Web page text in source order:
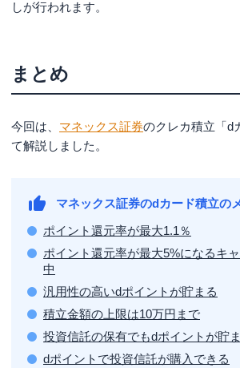
しが行われます。
まとめ
今回は、 マネックス証券のクレカ積立「d
て解説しました。
マネックス証券のdカード積立の
ポイント還元率が最大1.1％
ポイント還元率が最大5%になるキ
中
汎用性の高いdポイントが貯まる
積立金額の上限は10万円まで
投資信託の保有でもdポイントが貯
dポイントで投資信託が購入できる